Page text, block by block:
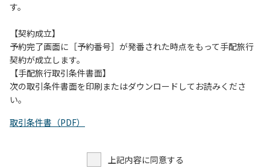
す。
【契約成立】
予約完了画面に［予約番号］が発番された時点をもって手配旅行
契約が成立します。
【手配旅行取引条件書面】
次の取引条件書面を印刷またはダウンロードしてお読みくださ
い。
取引条件書（PDF）
上記内容に同意する